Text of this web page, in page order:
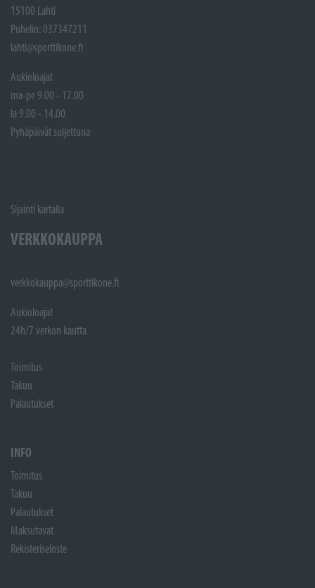
15100 Lahti
Puhelin: 037347211
lahti@sporttikone.fi
Aukioloajat
ma-pe 9.00 - 17.00
la 9.00 - 14.00
Pyhäpäivät suljettuna
Sijainti kartalla
VERKKOKAUPPA
verkkokauppa@sporttikone.fi
Aukioloajat
24h/7 verkon kautta
Toimitus
Takuu
Palautukset
INFO
Toimitus
Takuu
Palautukset
Maksutavat
Rekisteriseloste